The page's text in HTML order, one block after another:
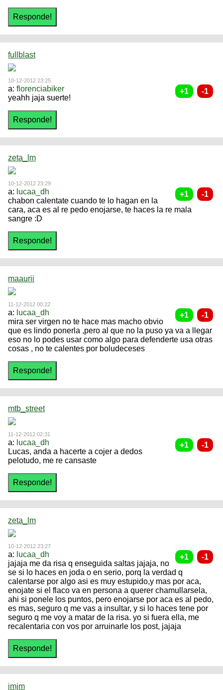
fullblast
10-12-2012 23:25
a: florenciabiker
yeahh jaja suerte!
zeta_lm
10-12-2012 23:29
a: lucaa_dh
chabon calentate cuando te lo hagan en la
cara, aca es al re pedo enojarse, te haces la re mala
sangre :D
maaurii
11-12-2012 00:22
a: lucaa_dh
mira ser virgen no te hace mas macho obvio
que es lindo ponerla ,pero al que no la puso ya va a llegar
eso no lo podes usar como algo para defenderte usa otras
cosas , no te calentes por boludeceses
mtb_street
11-12-2012 02:31
a: lucaa_dh
Lucas, anda a hacerte a cojer a dedos
pelotudo, me re cansaste
zeta_lm
10-12-2012 23:27
a: lucaa_dh
jajaja me da risa q enseguida saltas jajaja, no
se si lo haces en joda o en serio, porq la verdad q
calentarse por algo asi es muy estupido,y mas por aca,
enojate si el flaco va en persona a querer chamullarsela,
ahi si ponele los puntos, pero enojarse por aca es al pedo,
es mas, seguro q me vas a insultar, y si lo haces tene por
seguro q me voy a matar de la risa. yo si fuera ella, me
recalentaria con vos por arruinarle los post, jajaja
jmjm